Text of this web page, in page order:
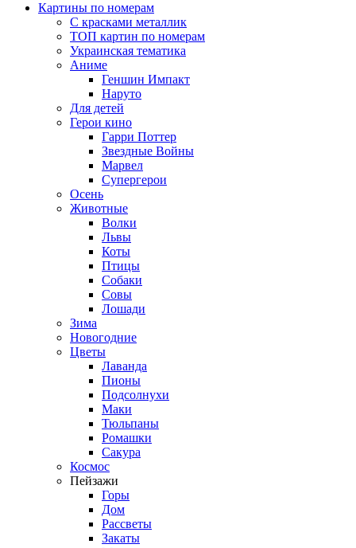
Картины по номерам
С красками металлик
ТОП картин по номерам
Украинская тематика
Аниме
Геншин Импакт
Наруто
Для детей
Герои кино
Гарри Поттер
Звездные Войны
Марвел
Супергерои
Осень
Животные
Волки
Львы
Коты
Птицы
Собаки
Совы
Лошади
Зима
Новогодние
Цветы
Лаванда
Пионы
Подсолнухи
Маки
Тюльпаны
Ромашки
Сакура
Космос
Пейзажи
Горы
Дом
Рассветы
Закаты